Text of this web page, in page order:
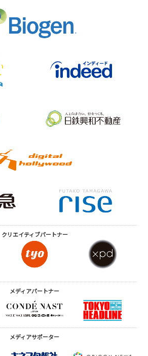
クリエイティブパートナー
メディアパートナー
メディアサポーター